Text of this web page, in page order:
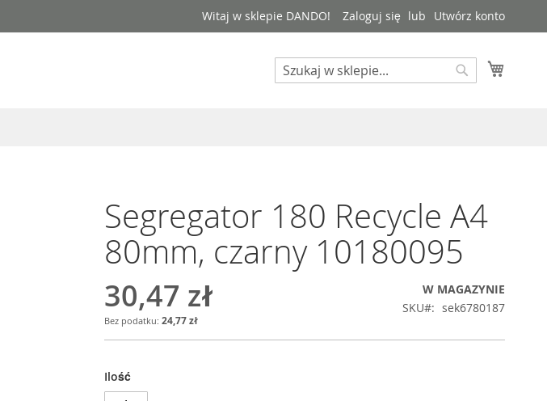
Witaj w sklepie DANDO! Zaloguj się Utwórz konto
Search
Segregator 180 Recycle A4
80mm, czarny 10180095
30,47 zł
24,77 zł
W MAGAZYNIE
SKU
sek6780187
Ilość